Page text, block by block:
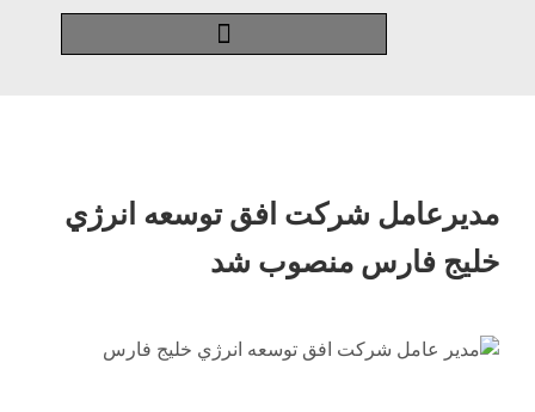
مديرعامل شركت افق توسعه انرژي
خليج فارس منصوب شد